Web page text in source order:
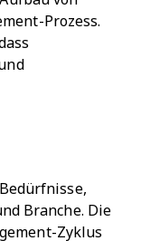
Prozess.
Branche. Die
Zyklus